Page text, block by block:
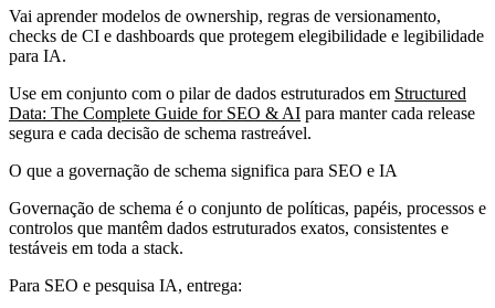
Vai aprender modelos de ownership, regras de versionamento,
checks de CI e dashboards que protegem elegibilidade e legibilidade
para IA.
Use em conjunto com o pilar de dados estruturados em Structured
Data: The Complete Guide for SEO & AI para manter cada release
segura e cada decisão de schema rastreável.
O que a governação de schema significa para SEO e IA
Governação de schema é o conjunto de políticas, papéis, processos e
controlos que mantêm dados estruturados exatos, consistentes e
testáveis em toda a stack.
Para SEO e pesquisa IA, entrega: